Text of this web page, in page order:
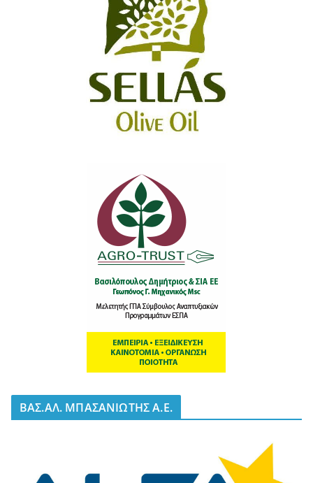
BΑΣ.ΑΛ. ΜΠΑΣΑΝΙΩΤΗΣ Α.Ε.